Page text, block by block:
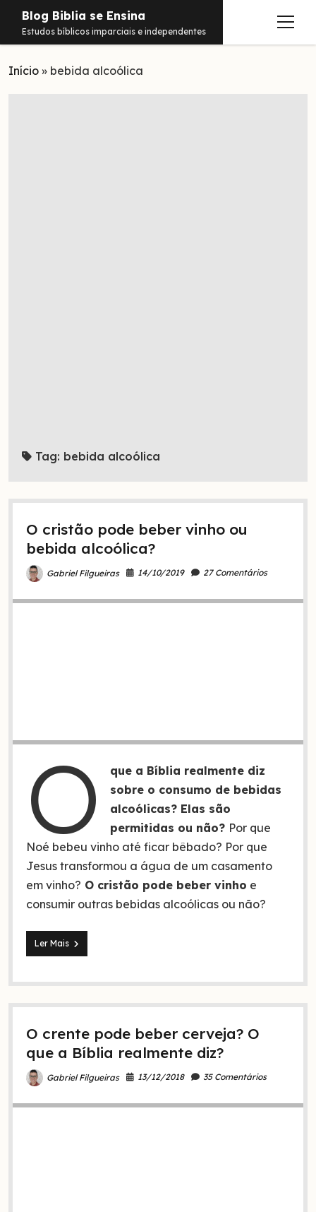
Blog Biblia se Ensina
Estudos bíblicos imparciais e independentes
abrir
Estudos
Início » bebida alcoólica
Tag: bebida alcoólica
O cristão pode beber vinho ou
bebida alcoólica?
Gabriel Filgueiras 14/10/2019 27 Comentários
O
que a Bíblia realmente diz
sobre o consumo de bebidas
alcoólicas? Elas são
permitidas ou não? Por que
Noé bebeu vinho até ficar bêbado? Por que
Jesus transformou a água de um casamento
em vinho? O cristão pode beber vinho e
consumir outras bebidas alcoólicas ou não?
Ler MaisO
cristão
beber
ou
alcoólica?
O crente pode beber cerveja? O
que a Bíblia realmente diz?
Gabriel Filgueiras 13/12/2018 35 Comentários